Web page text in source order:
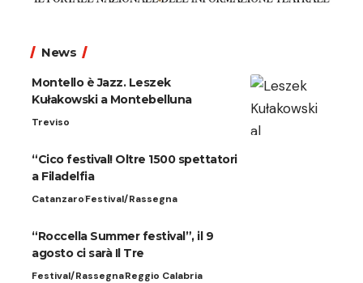
News
Montello è Jazz. Leszek
Kułakowski a Montebelluna
Treviso
“Cico festival! Oltre 1500 spettatori
a Filadelfia
CatanzaroFestival/Rassegna
“Roccella Summer festival”, il 9
agosto ci sarà Il Tre
Festival/RassegnaReggio Calabria